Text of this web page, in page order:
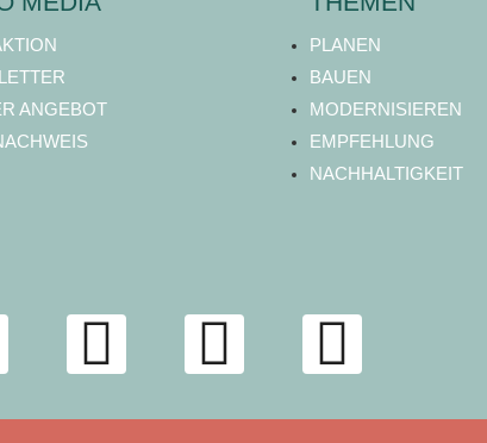
ANGEBOT
PLANEN
BAUEN
MODERNISIEREN
EMPFEHLUNG
NACHHALTIGKEIT